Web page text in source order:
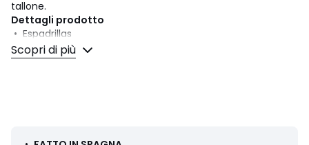
tallone.
Dettagli prodotto
• Espadrillas
• Altezza del tacco: 7 cm
• Chiusura: con lacci
Scopri di più